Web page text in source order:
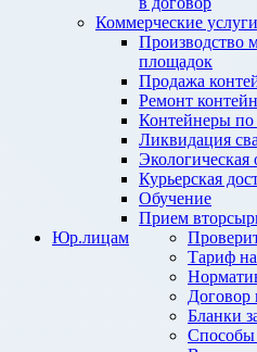
Коммерческие услуги
Производство
площадок
Продажа
Ремонт
Контейнеры
Ликвидация
Экологическая
Курьерская
Обучение
Прием
Тариф
Договор
Бланки
Способы
Юр.лицам